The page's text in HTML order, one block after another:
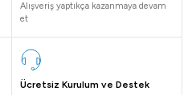
Alışveriş yaptıkça kazanmaya devam
et
Ücretsiz Kurulum ve Destek